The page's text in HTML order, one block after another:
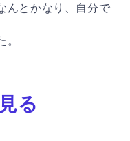
んとかなり、自分で
る